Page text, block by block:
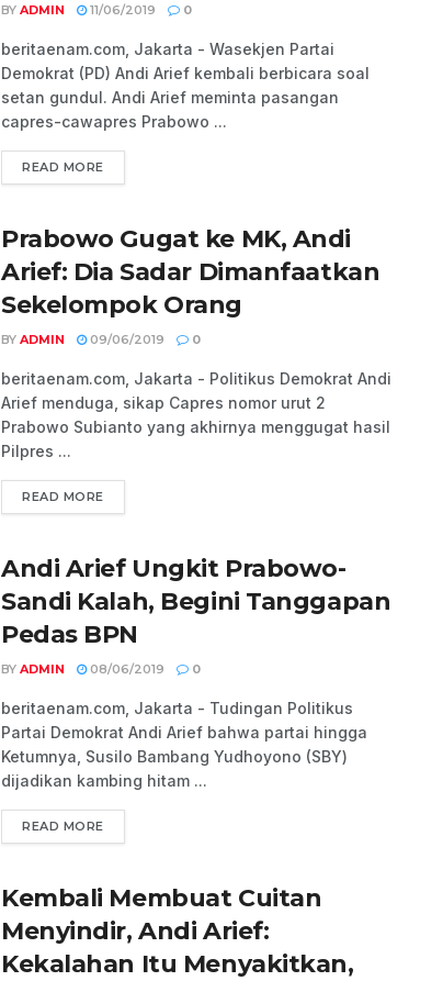
BY ADMIN 11/06/2019 0
beritaenam.com, Jakarta - Wasekjen Partai
Demokrat (PD) Andi Arief kembali berbicara soal
setan gundul. Andi Arief meminta pasangan
capres-cawapres Prabowo ...
READ MORE
Prabowo Gugat ke MK, Andi
Arief: Dia Sadar Dimanfaatkan
Sekelompok Orang
BY ADMIN 09/06/2019 0
beritaenam.com, Jakarta - Politikus Demokrat Andi
Arief menduga, sikap Capres nomor urut 2
Prabowo Subianto yang akhirnya menggugat hasil
Pilpres ...
READ MORE
Andi Arief Ungkit Prabowo-
Sandi Kalah, Begini Tanggapan
Pedas BPN
BY ADMIN 08/06/2019 0
beritaenam.com, Jakarta - Tudingan Politikus
Partai Demokrat Andi Arief bahwa partai hingga
Ketumnya, Susilo Bambang Yudhoyono (SBY)
dijadikan kambing hitam ...
READ MORE
Kembali Membuat Cuitan
Menyindir, Andi Arief:
Kekalahan Itu Menyakitkan,